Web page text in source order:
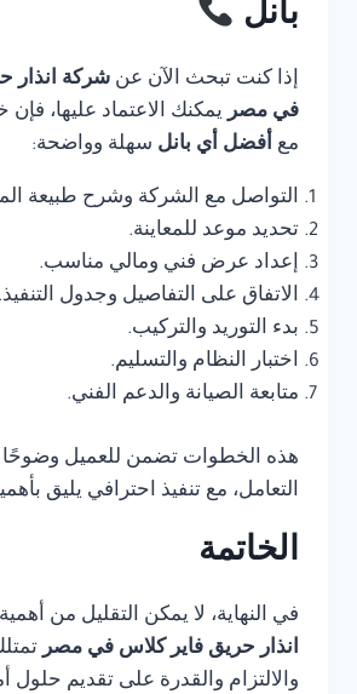
بانل
إذا كنت تبحث الآن عن شركة انذار
في مصر يمكنك الاعتماد عليها،
مع أفضل أي بانل سهلة وواضحة:
التواصل مع الشركة وشرح طبيعة
تحديد موعد للمعاينة.
إعداد عرض فني ومالي مناسب.
الاتفاق على التفاصيل وجدول التنفيذ.
بدء التوريد والتركيب.
اختبار النظام والتسليم.
متابعة الصيانة والدعم الفني.
هذه الخطوات تضمن للعميل وضوحًا
التعامل، مع تنفيذ احترافي يليق
الخاتمة
في النهاية، لا يمكن التقليل من أهمية
انذار حريق فاير كلاس في مصر
والالتزام والقدرة على تقديم حلول